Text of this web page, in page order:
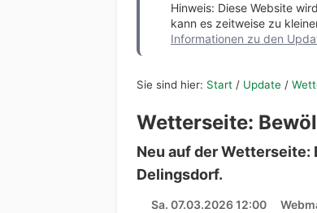
Hinweis: Diese Website
kann es zeitweise zu
Informationen zu den
Sie sind hier: Start / Update /
Wetterseite:
Neu auf der
Delingsdorf.
Sa. 07.03.2026 12:00